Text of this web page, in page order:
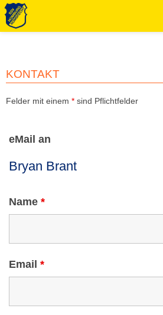
springen
KONTAKT
Felder mit einem * sind Pflichtfelder
eMail an
Name *
Email *